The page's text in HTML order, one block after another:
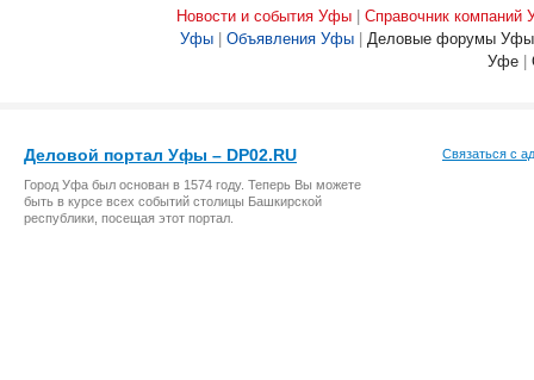
Новости и события Уфы
Справочник компаний
Уфы
Объявления Уфы
Деловые форумы Уфы
Уфе
Деловой портал Уфы – DP02.RU
Город Уфа был основан в 1574 году. Теперь Вы можете
быть в курсе всех событий столицы Башкирской
республики, посещая этот портал.
Связаться с